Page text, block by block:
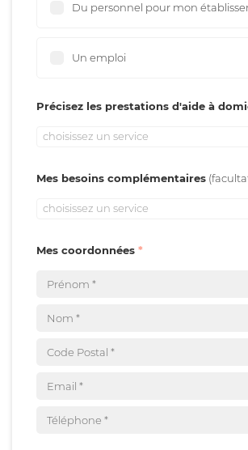
Du personnel pour mon
Un emploi
Précisez les prestations d'aide à
choisissez un service
Mes besoins complémentaires
choisissez un service
Mes coordonnées